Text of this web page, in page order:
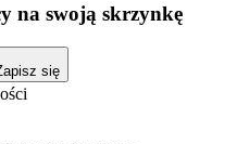
na swoją skrzynkę
się